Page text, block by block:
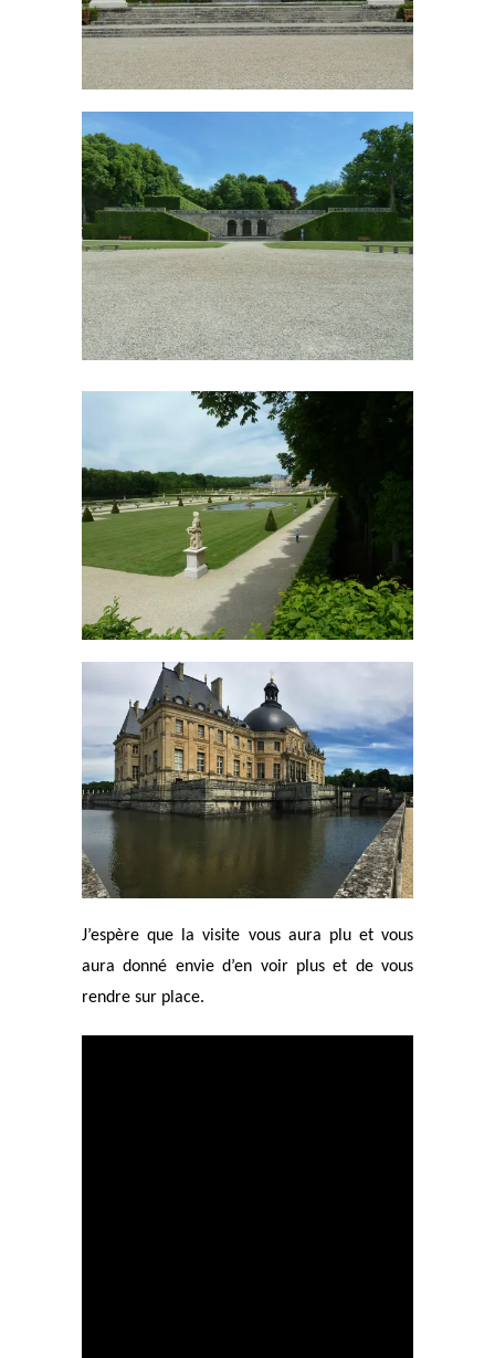
J’espère que la visite vous aura plu et vous
aura donné envie d’en voir plus et de vous
rendre sur place.